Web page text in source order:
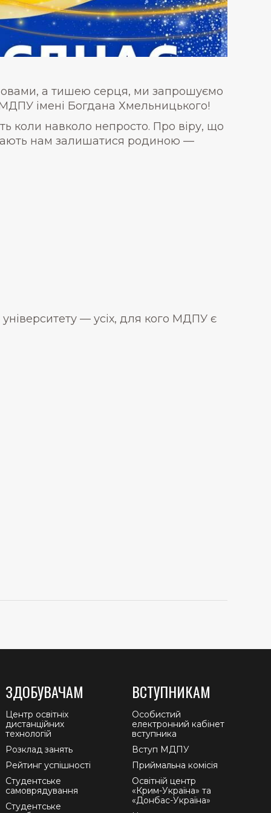
а тишею серця, ми запрошуємо
імені Богдана Хмельницького!
коли навколо непросто. Про віру, що
нам залишатися родиною —
університету — усіх, для кого МДПУ є
ЗДОБУВАЧАМ
Центр освітніх
дистанційних
технологій
Розклад занять
Рейтинг успішності
Студентське
самоврядування
Студентське
ВСТУПНИКАМ
Особистий
електронний кабінет
вступника
Вступ МДПУ
Приймальна комісія
Освітній центр
«Крим-Україна» та
«Донбас-Україна»